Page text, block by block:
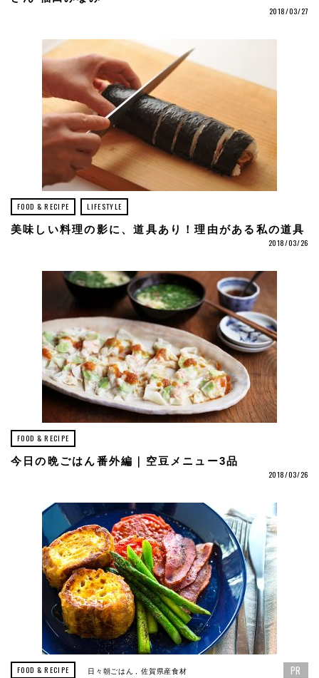
2018/03/27
FOOD & RECIPE LIFESTYLE
美味しい料理の影に、道具あり！理由がある私の道具
2018/03/26
FOOD & RECIPE
今日の晩ごはん番外編｜空豆メニュー3品
2018/03/26
FOOD & RECIPE 日々朝ごはん 佐賀県産食材 PR